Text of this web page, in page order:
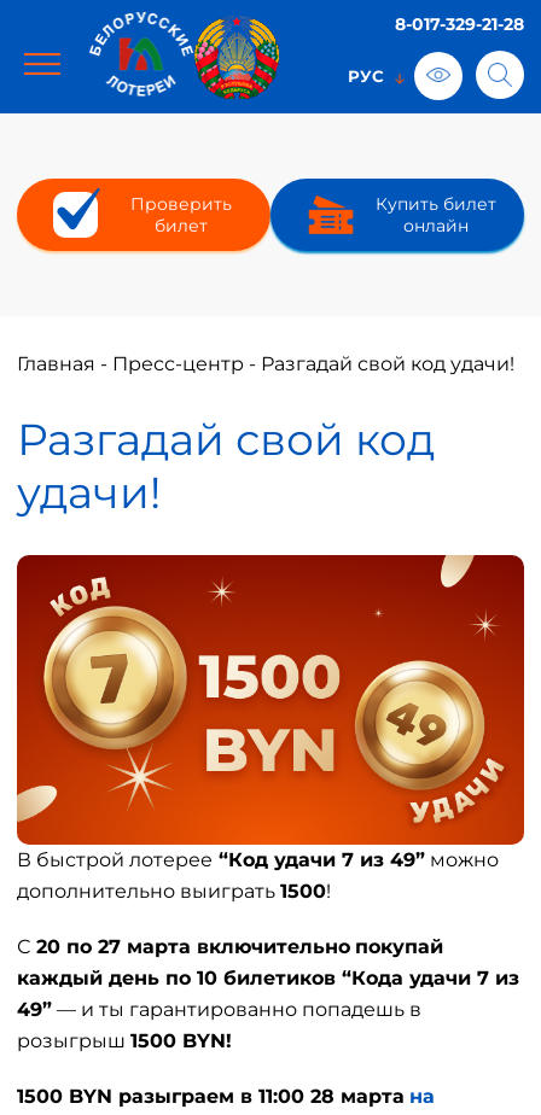
8-017-329-21-28
Проверить
билет
Купить билет
онлайн
Главная - Пресс-центр - Разгадай свой код удачи!
Разгадай свой код
удачи!
В быстрой лотерее “Код удачи 7 из 49” можно
дополнительно выиграть 1500!
С 20 по 27 марта включительно покупай
каждый день по 10 билетиков “Кода удачи 7 из
49” — и ты гарантированно попадешь в
розыгрыш 1500 BYN!
1500 BYN разыграем в 11:00 28 марта на